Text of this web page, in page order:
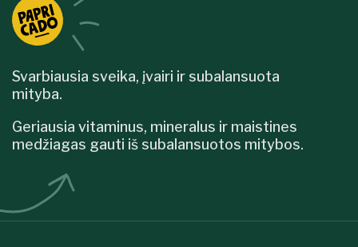
Svarbiausia sveika, įvairi ir subalansuota
mityba.
Geriausia vitaminus, mineralus ir maistines
medžiagas gauti iš subalansuotos mitybos.